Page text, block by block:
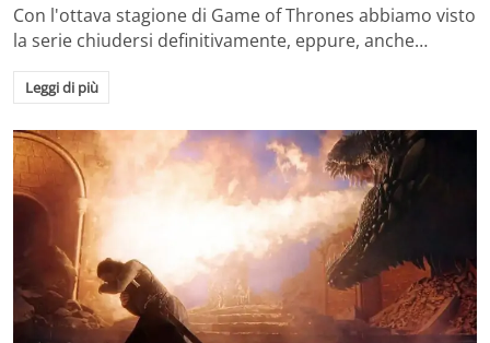
Con l'ottava stagione di Game of Thrones abbiamo visto
la serie chiudersi definitivamente, eppure, anche…
Leggi di più